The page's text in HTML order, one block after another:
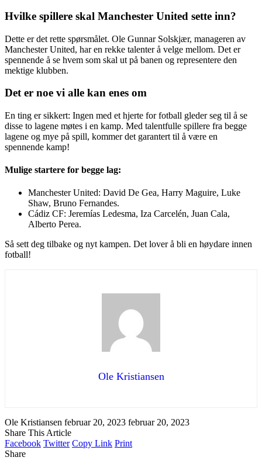
Hvilke spillere skal Manchester United sette inn?
Dette er det rette spørsmålet. Ole Gunnar Solskjær, manageren av
Manchester United, har en rekke talenter å velge mellom. Det er
spennende å se hvem som skal ut på banen og representere den
mektige klubben.
Det er noe vi alle kan enes om
En ting er sikkert: Ingen med et hjerte for fotball gleder seg til å se
disse to lagene møtes i en kamp. Med talentfulle spillere fra begge
lagene og mye på spill, kommer det garantert til å være en
spennende kamp!
Mulige startere for begge lag:
Manchester United: David De Gea, Harry Maguire, Luke
Shaw, Bruno Fernandes.
Cádiz CF: Jeremías Ledesma, Iza Carcelén, Juan Cala,
Alberto Perea.
Så sett deg tilbake og nyt kampen. Det lover å bli en høydare innen
fotball!
Ole Kristiansen
Ole Kristiansen februar 20, 2023 februar 20, 2023
Share This Article
Facebook Twitter Copy Link Print
Share